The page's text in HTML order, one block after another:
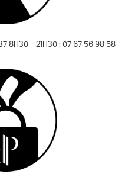
8H30 - 21H30 : 07 67 56 98 58